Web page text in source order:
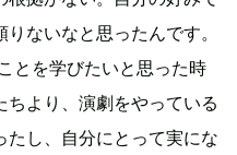
ないなと思ったんです。
とを学びたいと思った時
より、演劇をやっている
たし、自分にとって実にな